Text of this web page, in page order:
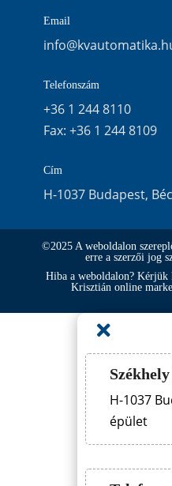
Email
Telefonszám
+36 1 244 8110
Fax: +36 1 244 8109
Cím
H-1037 Budapest,
©2025 A weboldalon
erre a szerzői jog
Hiba a weboldalon? Kérjük
Krisztián online

H-1037
épület